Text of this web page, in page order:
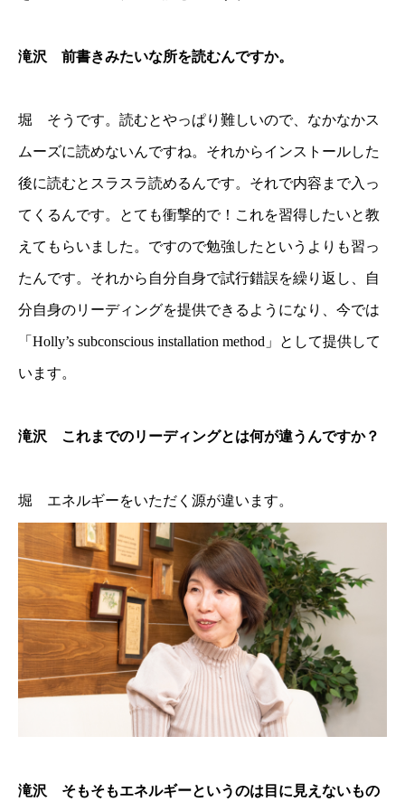
滝沢 前書きみたいな所を読むんですか。
堀 そうです。読むとやっぱり難しいので、なかなかス
ムーズに読めないんですね。それからインストールした
後に読むとスラスラ読めるんです。それで内容まで入っ
てくるんです。とても衝撃的で！これを習得したいと教
えてもらいました。ですので勉強したというよりも習っ
たんです。それから自分自身で試行錯誤を繰り返し、自
分自身のリーディングを提供できるようになり、今では
「Holly’s subconscious installation method」として提供して
います。
滝沢 これまでのリーディングとは何が違うんですか？
堀 エネルギーをいただく源が違います。
滝沢 そもそもエネルギーというのは目に見えないもの